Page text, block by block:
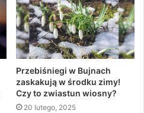
Przebiśniegi w Bujnach
zaskakują w środku zimy!
Czy to zwiastun wiosny?
20 lutego, 2025